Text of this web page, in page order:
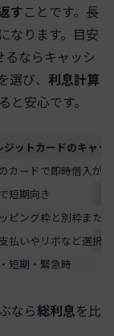
すことです。長
なります。目安
るならキャッシ
び、 利息計算
と安心です。
ジットカードのキャッ
カードで即時借入が
短期向き
ピング枠と別枠また
払いやリボなど選択制
短期・緊急時
なら総利息を比